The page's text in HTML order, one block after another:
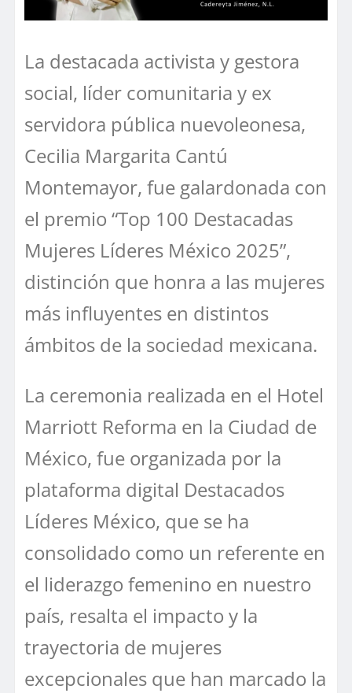
La destacada activista y gestora
social, líder comunitaria y ex
servidora pública nuevoleonesa,
Cecilia Margarita Cantú
Montemayor, fue galardonada con
el premio “Top 100 Destacadas
Mujeres Líderes México 2025”,
distinción que honra a las mujeres
más influyentes en distintos
ámbitos de la sociedad mexicana.
La ceremonia realizada en el Hotel
Marriott Reforma en la Ciudad de
México, fue organizada por la
plataforma digital Destacados
Líderes México, que se ha
consolidado como un referente en
el liderazgo femenino en nuestro
país, resalta el impacto y la
trayectoria de mujeres
excepcionales que han marcado la